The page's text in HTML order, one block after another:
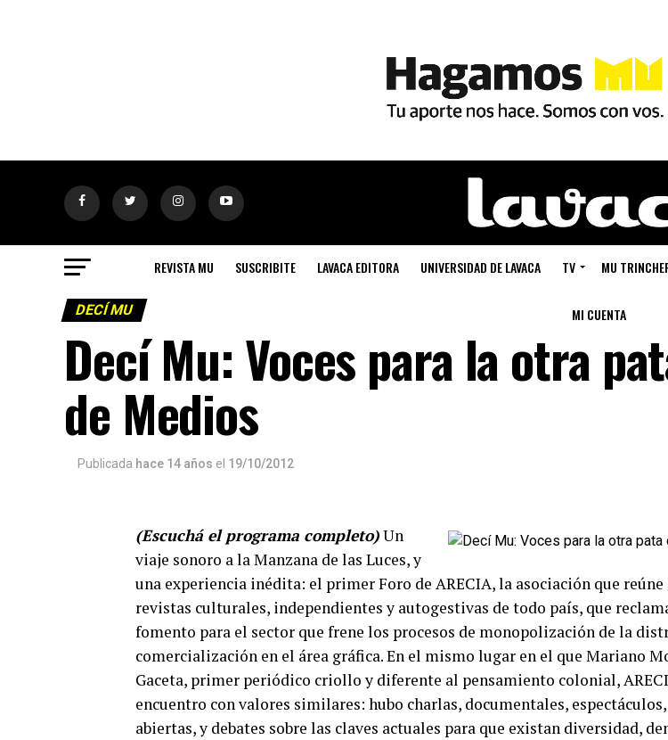
REVISTA MU SUSCRIBITE LAVACA EDITORA UNIVERSIDAD DE LAVACA TV MU
MI CUENTA
DECÍ MU
Decí Mu: Voces para la otra
de Medios
Publicada hace 14 años el 19/10/2012
(Escuchá el programa completo)Un
viaje sonoro a la Manzana de las Luces, y
una experiencia inédita: el primer Foro de ARECIA, la asociación que reúne
revistas culturales, independientes y autogestivas de todo país, que
fomento para el sector que frene los procesos de monopolización de la
comercialización en el área gráfica. En el mismo lugar en el que Mariano
Gaceta, primer periódico criollo y diferente al pensamiento colonial,
encuentro con valores similares: hubo charlas, documentales,
abiertas, y debates sobre las claves actuales para que existan diversidad,